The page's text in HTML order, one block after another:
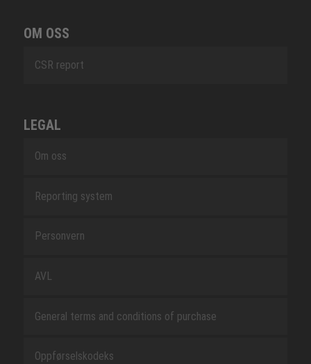
OM OSS
CSR report
LEGAL
Om oss
Reporting system
Personvern
AVL
General terms and conditions of purchase
Oppførselskodeks